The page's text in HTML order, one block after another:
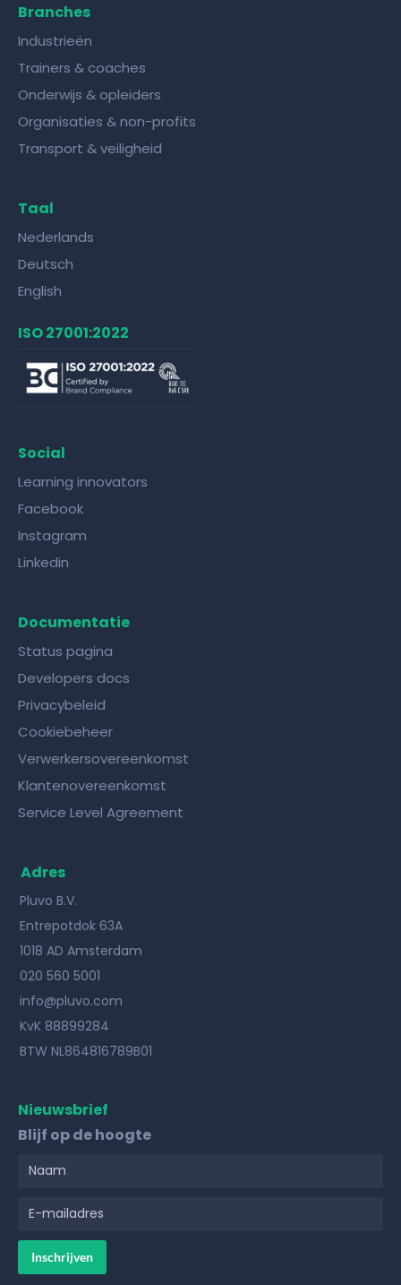
Branches
Industrieën
Trainers & coaches
Onderwijs & opleiders
Organisaties & non-profits
Transport & veiligheid
Taal
Nederlands
Deutsch
English
ISO 27001:2022
Social
Learning innovators
Facebook
Instagram
Linkedin
Documentatie
Status pagina
Developers docs
Privacybeleid
Cookiebeheer
Verwerkersovereenkomst
Klantenovereenkomst
Service Level Agreement
Adres
Pluvo B.V.
Entrepotdok 63A
1018 AD Amsterdam
020 560 5001
info@pluvo.com
KvK 88899284
BTW NL864816789B01
Nieuwsbrief
Blijf op de hoogte